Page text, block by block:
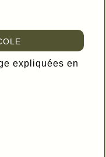
expliquées en